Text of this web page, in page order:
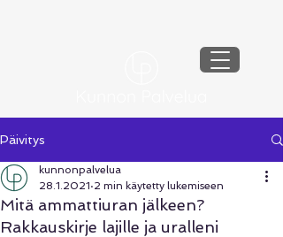
Päivitys
Mitä ammattiuran jälkeen?
Rakkauskirje lajille ja uralleni
kunnonpalvelua
28.1.2021 2 min käytetty lukemiseen